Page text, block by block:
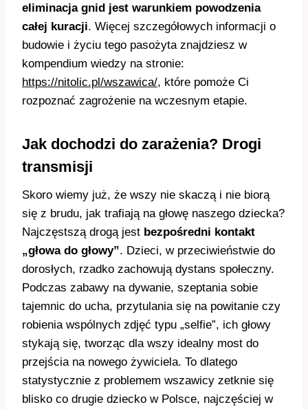
eliminacja gnid jest warunkiem powodzenia
całej kuracji. Więcej szczegółowych informacji o
budowie i życiu tego pasożyta znajdziesz w
kompendium wiedzy na stronie:
https://nitolic.pl/wszawica/, które pomoże Ci
rozpoznać zagrożenie na wczesnym etapie.
Jak dochodzi do zarażenia? Drogi
transmisji
Skoro wiemy już, że wszy nie skaczą i nie biorą
się z brudu, jak trafiają na głowę naszego dziecka?
Najczęstszą drogą jest bezpośredni kontakt
„głowa do głowy”. Dzieci, w przeciwieństwie do
dorosłych, rzadko zachowują dystans społeczny.
Podczas zabawy na dywanie, szeptania sobie
tajemnic do ucha, przytulania się na powitanie czy
robienia wspólnych zdjęć typu „selfie”, ich głowy
stykają się, tworząc dla wszy idealny most do
przejścia na nowego żywiciela. To dlatego
statystycznie z problemem wszawicy zetknie się
blisko co drugie dziecko w Polsce, najczęściej w